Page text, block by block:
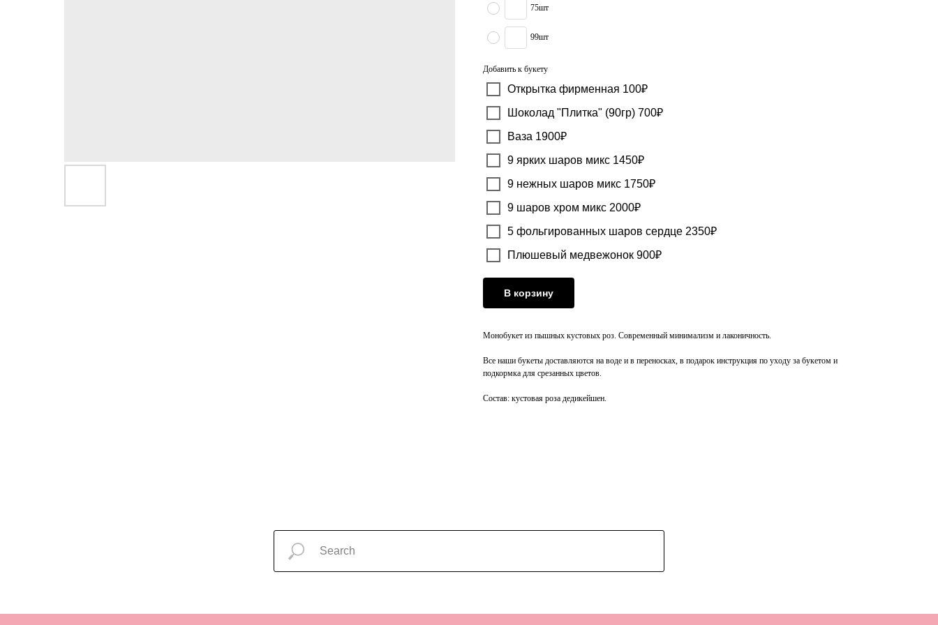
75шт
99шт
Добавить к букету
Открытка фирменная 100₽
Шоколад "Плитка" (90гр) 700₽
Ваза 1900₽
9 ярких шаров микс 1450₽
9 нежных шаров микс 1750₽
9 шаров хром микс 2000₽
5 фольгированных шаров сердце 2350₽
Плюшевый медвежонок 900₽
В корзину
Монобукет из пышных кустовых роз. Современный минимализм и лаконичность.
Все наши букеты доставляются на воде и в переносках, в подарок инструкция по уходу за букетом и
подкормка для срезанных цветов.
Состав: кустовая роза дедикейшен.